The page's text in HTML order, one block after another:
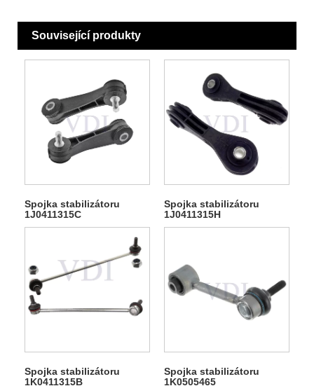
Související produkty
Spojka stabilizátoru
1J0411315C
Spojka stabilizátoru
1J0411315H
Spojka stabilizátoru
1K0411315B
Spojka stabilizátoru
1K0505465